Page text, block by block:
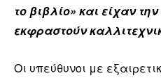
το βιβλίο» και είχαν
εκφραστούν
Οι υπεύθυνοι με